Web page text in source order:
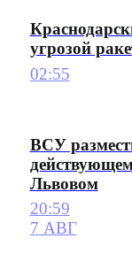
угрозой
02:55
ВСУ
Львовом
20:59
7 АВГ